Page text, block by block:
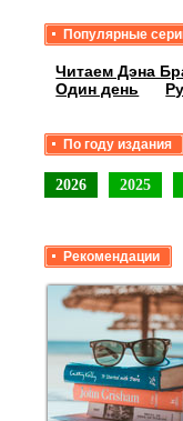
Популярные
Читаем Дэна
Один день
По году издания
2026 2025
Рекомендации